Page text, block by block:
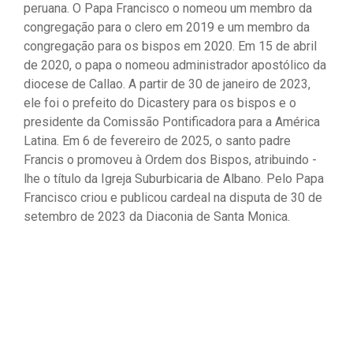
peruana. O Papa Francisco o nomeou um membro da
congregação para o clero em 2019 e um membro da
congregação para os bispos em 2020. Em 15 de abril
de 2020, o papa o nomeou administrador apostólico da
diocese de Callao. A partir de 30 de janeiro de 2023,
ele foi o prefeito do Dicastery para os bispos e o
presidente da Comissão Pontificadora para a América
Latina. Em 6 de fevereiro de 2025, o santo padre
Francis o promoveu à Ordem dos Bispos, atribuindo -
lhe o título da Igreja Suburbicaria de Albano. Pelo Papa
Francisco criou e publicou cardeal na disputa de 30 de
setembro de 2023 da Diaconia de Santa Monica.